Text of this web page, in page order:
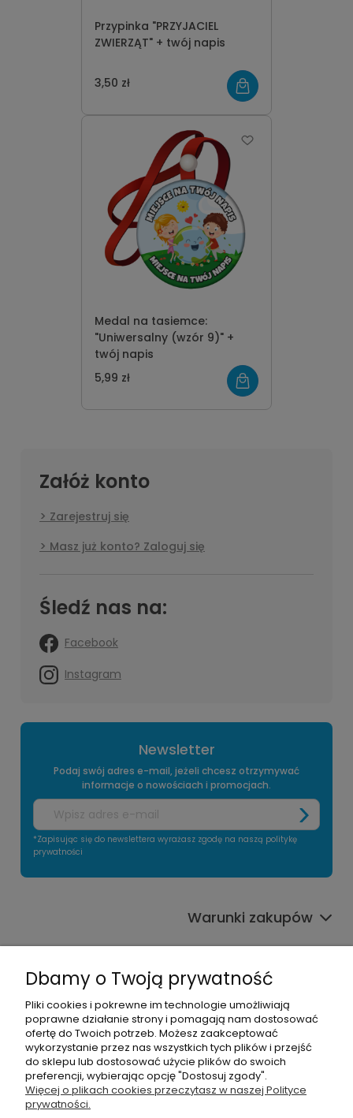
Przypinka "PRZYJACIEL
ZWIERZĄT" + twój napis
3,50 zł
Medal na tasiemce:
"Uniwersalny (wzór 9)" +
twój napis
5,99 zł
Załóż konto
Zarejestruj się
Masz już konto? Zaloguj się
Śledź nas na:
Facebook
Instagram
Newsletter
Podaj swój adres e-mail, jeżeli chcesz otrzymywać
informacje o nowościach i promocjach.
*Zapisując się do newslettera wyrażasz zgodę na naszą politykę
prywatności
Warunki zakupów
Informacje o sklepie
Moje konto
Pomoc
Dbamy o Twoją prywatność
Pliki cookies i pokrewne im technologie umożliwiają
poprawne działanie strony i pomagają nam dostosować
ofertę do Twoich potrzeb. Możesz zaakceptować
wykorzystanie przez nas wszystkich tych plików i przejść
do sklepu lub dostosować użycie plików do swoich
preferencji, wybierając opcję "Dostosuj zgody".
Więcej o plikach cookies przeczytasz w naszej Polityce
prywatności.